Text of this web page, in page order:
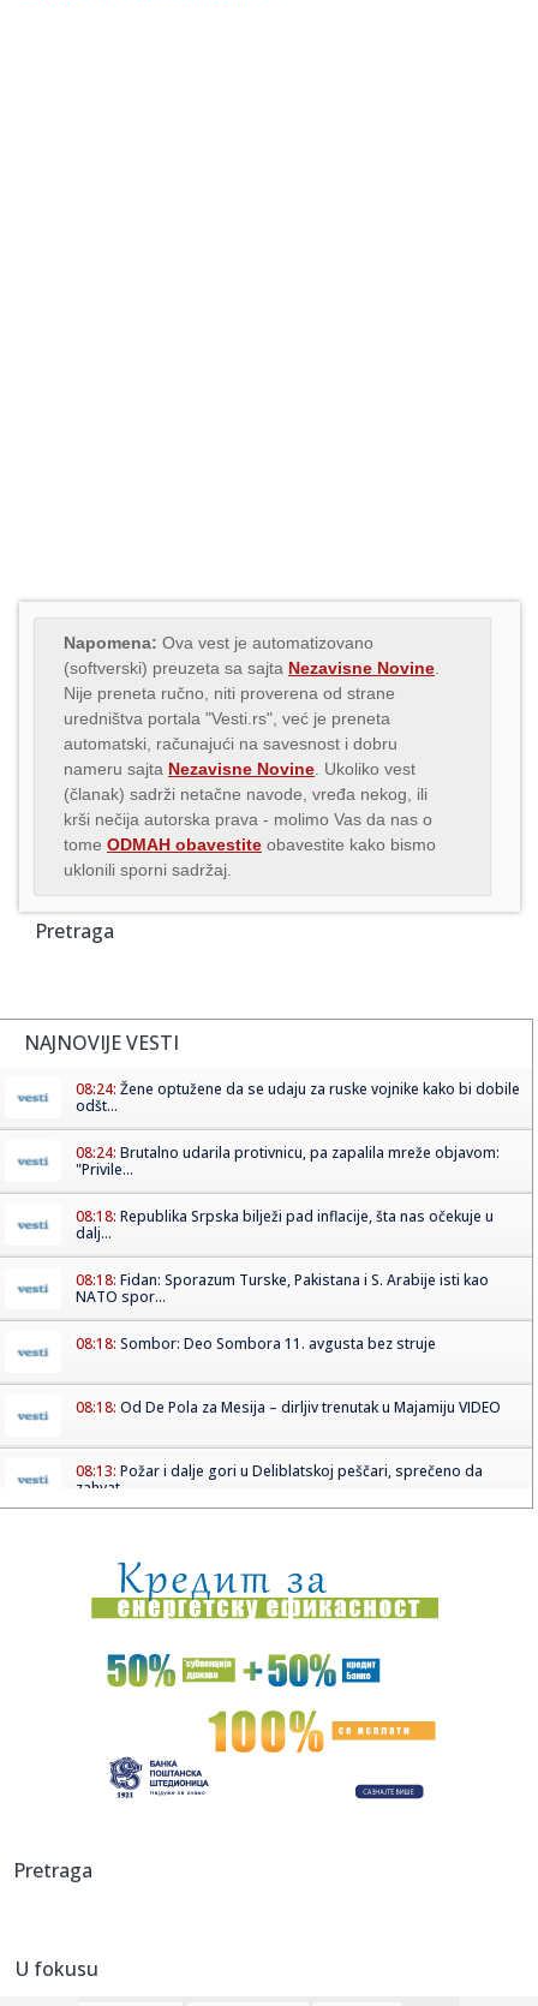
Napomena: Ova vest je automatizovano
(softverski) preuzeta sa sajta Nezavisne Novine
Nije preneta ručno, niti proverena od strane
uredništva portala "Vesti.rs", već je preneta
automatski, računajući na savesnost i dobru
nameru sajta Nezavisne Novine . Ukoliko vest
(članak) sadrži netačne navode, vređa nekog, ili
krši nečija autorska prava - molimo Vas da nas o
tome ODMAH obavestite obavestite kako bismo
uklonili sporni sadržaj.
Pretraga
NAJNOVIJE VESTI
08:24: Žene optužene da se udaju za ruske vojnike kako bi dobile
odšt...
08:24: Brutalno udarila protivnicu, pa zapalila mreže objavom:
"Privile...
08:18: Republika Srpska bilježi pad inflacije, šta nas očekuje u
dalj...
08:18: Fidan: Sporazum Turske, Pakistana i S. Arabije isti kao
NATO spor...
08:18: Sombor: Deo Sombora 11. avgusta bez struje
08:18: Od De Pola za Mesija – dirljiv trenutak u Majamiju VIDEO
08:13: Požar i dalje gori u Deliblatskoj peščari, sprečeno da
zahvat...
08:11:Kaucija za flaše i limenke u Srbiji: Kako će funkcionisati
depo...
08:08:Stručnjak upozorava: Ove navike mogu biti okidač za
probleme sa...
Mančester siti ima novog golmana: Svetski šampion
08:05:VIDEO: Test 2027 Chevrolet Bolt RS
08:00:
Pretraga
U fokusu